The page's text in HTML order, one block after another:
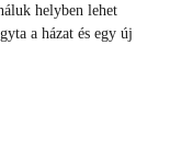
helyben lehet
a házat és egy új